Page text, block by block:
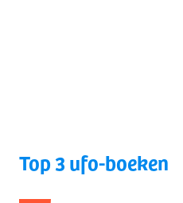
Top 3 ufo-boeken